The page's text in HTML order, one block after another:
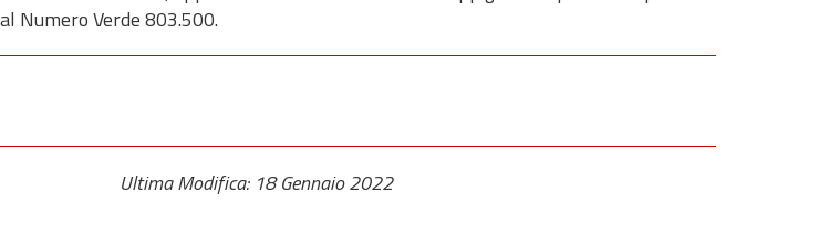
Numero Verde 803.500.
Ultima Modifica: 18 Gennaio 2022